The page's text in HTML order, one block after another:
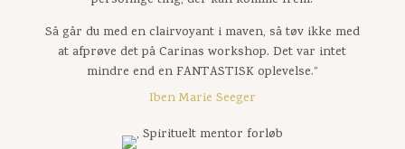
Så går du med en clairvoyant i maven, så tøv ikke med
at afprøve det på Carinas workshop. Det var intet
mindre end en FANTASTISK oplevelse.”
Iben Marie Seeger